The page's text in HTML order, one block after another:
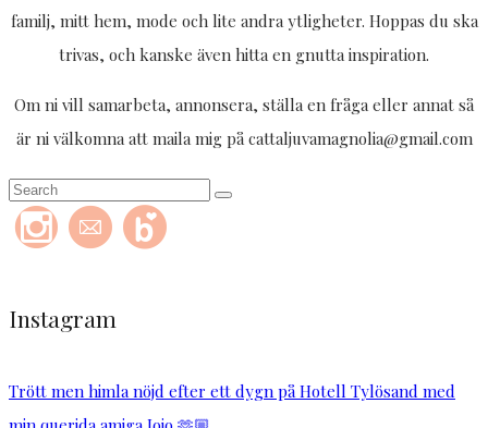
familj, mitt hem, mode och lite andra ytligheter. Hoppas du ska
trivas, och kanske även hitta en gnutta inspiration.
Om ni vill samarbeta, annonsera, ställa en fråga eller annat så
är ni välkomna att maila mig på cattaljuvamagnolia@gmail.com
Instagram
Trött men himla nöjd efter ett dygn på Hotell Tylösand med